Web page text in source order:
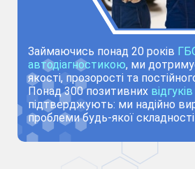
Займаючись понад 20 років
автодіагностикою, ми
якості, прозорості та
Понад 300 позитивних
підтверджують: ми надійно
проблеми будь-якої